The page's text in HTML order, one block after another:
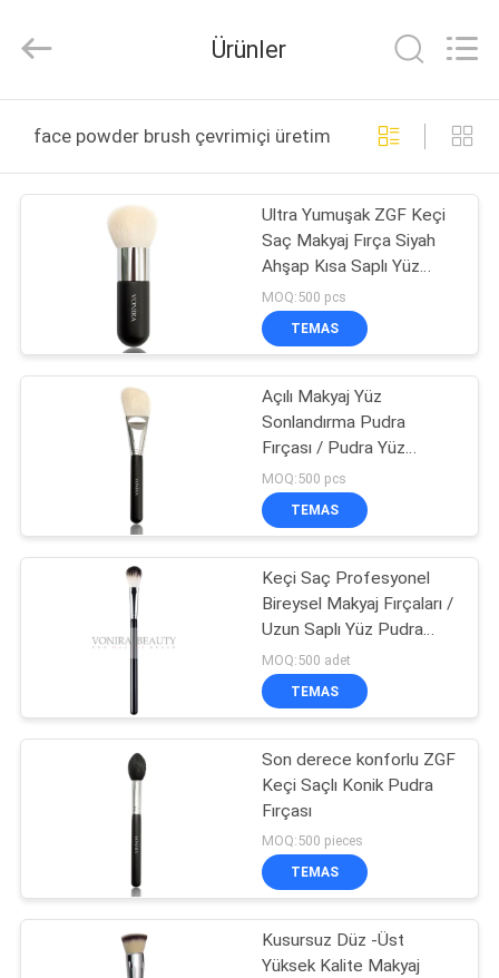
EV
ÜRÜN:%
HAKKIMIZDA
FABRIKA
KONTROL
HARITASI
POLICY
Reserved.
Ürünler
face powder brush çevrimiçi üretim
Ultra Yumuşak ZGF Keçi
Saç Makyaj Fırça Siyah
Ahşap Kısa Saplı Yüz
Pudra Fırçası
MOQ:500 pcs
TEMAS
Açılı Makyaj Yüz
Sonlandırma Pudra
Fırçası / Pudra Yüz
Fırçası
MOQ:500 pcs
TEMAS
Keçi Saç Profesyonel
Bireysel Makyaj Fırçaları /
Uzun Saplı Yüz Pudra
Fırçası
MOQ:500 adet
TEMAS
Son derece konforlu ZGF
Keçi Saçlı Konik Pudra
Fırçası
MOQ:500 pieces
TEMAS
Kusursuz Düz -Üst
Yüksek Kalite Makyaj